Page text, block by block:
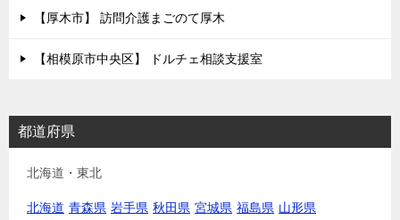
【厚木市】 訪問介護まごのて厚木
【相模原市中央区】 ドルチェ相談支援室
都道府県
北海道・東北
北海道 青森県 岩手県 秋田県 宮城県 福島県 山形県